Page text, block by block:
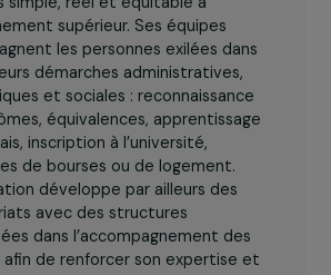
et Enseignement Supérieur (RES)